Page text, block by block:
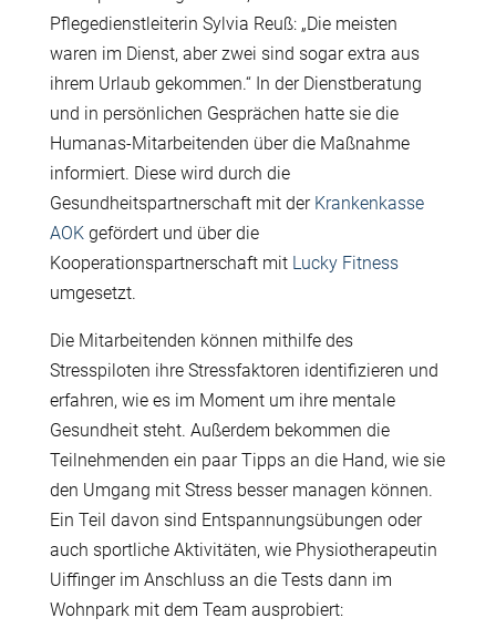
Pflegedienstleiterin Sylvia Reuß: „Die meisten
waren im Dienst, aber zwei sind sogar extra aus
ihrem Urlaub gekommen.“ In der Dienstberatung
und in persönlichen Gesprächen hatte sie die
Humanas-Mitarbeitenden über die Maßnahme
informiert. Diese wird durch die
Gesundheitspartnerschaft mit derKrankenkasse
AOKgefördert und über die
Kooperationspartnerschaft mit Lucky Fitness
umgesetzt.
Die Mitarbeitenden können mithilfe des
Stresspiloten ihre Stressfaktoren identifizieren und
erfahren, wie es im Moment um ihre mentale
Gesundheit steht. Außerdem bekommen die
Teilnehmenden ein paar Tipps an die Hand, wie sie
den Umgang mit Stress besser managen können.
Ein Teil davon sind Entspannungsübungen oder
auch sportliche Aktivitäten, wie Physiotherapeutin
Uiffinger im Anschluss an die Tests dann im
Wohnpark mit dem Team ausprobiert: